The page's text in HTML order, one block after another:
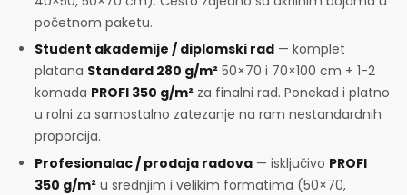
početnom paketu.
Student akademije / diplomski rad — komplet
platana Standard 280 g/m² 50×70 i 70×100 cm + 1-2
komada PROFI 350 g/m² za finalni rad. Ponekad i platno
u rolni za samostalno zatezanje na ram nestandardnih
proporcija.
Profesionalac / prodaja radova — isključivo PROFI
350 g/m² u srednjim i velikim formatima (50×70,